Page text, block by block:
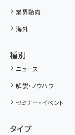
業界動向
海外
種別
ニュース
解説・ノウハウ
セミナー・イベント
タイプ